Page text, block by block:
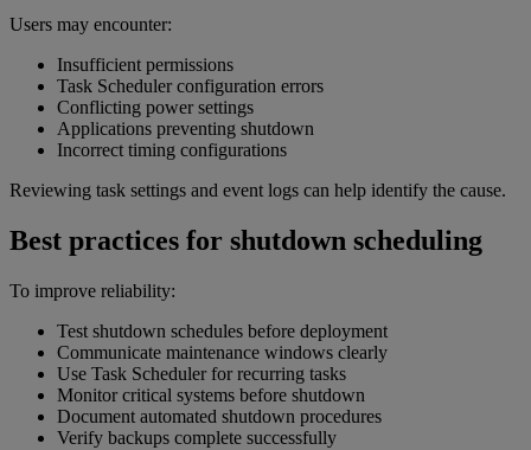
Users may encounter:
Insufficient permissions
Task Scheduler configuration errors
Conflicting power settings
Applications preventing shutdown
Incorrect timing configurations
Reviewing task settings and event logs can help identify the cause.
Best practices for shutdown scheduling
To improve reliability:
Test shutdown schedules before deployment
Communicate maintenance windows clearly
Use Task Scheduler for recurring tasks
Monitor critical systems before shutdown
Document automated shutdown procedures
Verify backups complete successfully